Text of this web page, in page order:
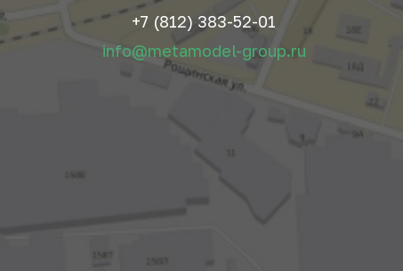
info@metamodel-group.ru
+7 (812) 383-52-01